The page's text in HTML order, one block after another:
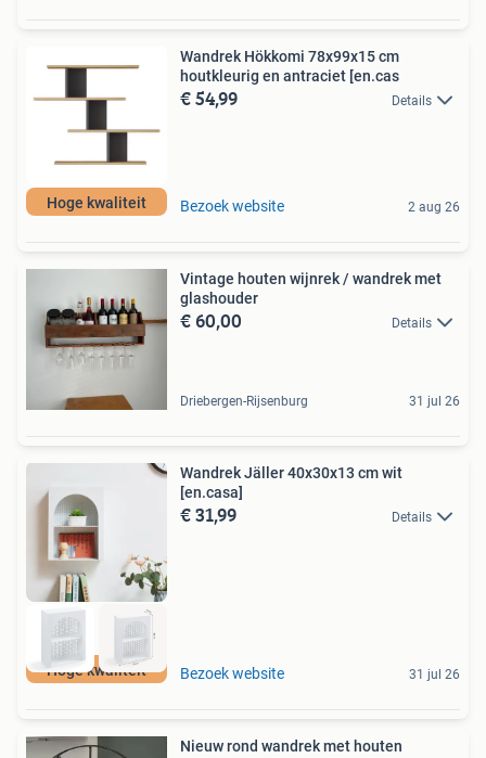
Hoge kwaliteit
Wandrek Hökkomi 78x99x15 cm
houtkleurig en antraciet [en.cas
€ 54,99 Details
Bezoek website 2 aug 26
Vintage houten wijnrek / wandrek met
glashouder
€ 60,00 Details
Driebergen-Rijsenburg 31 jul 26
Hoge kwaliteit
Wandrek Jäller 40x30x13 cm wit
[en.casa]
€ 31,99 Details
Bezoek website 31 jul 26
Nieuw rond wandrek met houten